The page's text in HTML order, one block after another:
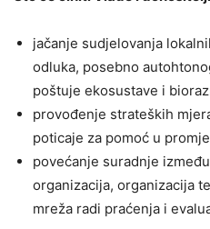
jačanje sudjelovanja
odluka, posebno
poštuje ekosustave i
provođenje strateških
poticaje za pomoć u
povećanje suradnje
organizacija, organizacija
mreža radi praćenja i